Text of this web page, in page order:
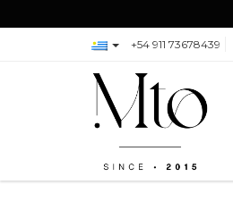
+54 911 73678439